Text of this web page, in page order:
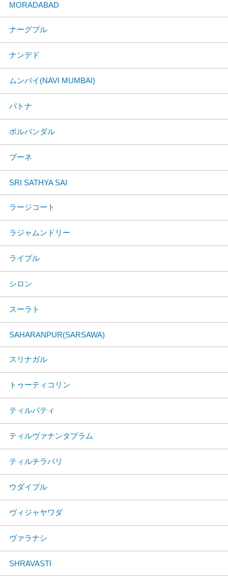
MORADABAD
ナーグプル
ナンデド
ムンバイ(NAVI MUMBAI)
パトナ
ポルバンダル
プーネ
SRI SATHYA SAI
ラージコート
ラジャムンドリー
ライプル
シロン
スーラト
SAHARANPUR(SARSAWA)
スリナガル
トゥーティコリン
ティルパティ
ティルヴァナンタプラム
ティルチラパリ
ウダイプル
ヴィジャヤワダ
ヴァラナシ
SHRAVASTI